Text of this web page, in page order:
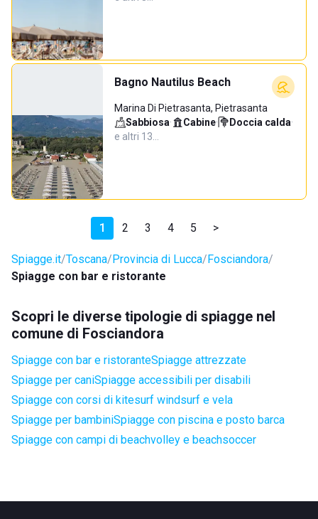
Bagno Nautilus Beach
Marina Di Pietrasanta, Pietrasanta
Sabbiosa· Cabine· Doccia calda·
e altri 13…
1 2 3 4 5 >
Spiagge.it Toscana Provincia di Lucca Fosciandora
Spiagge con bar e ristorante
Scopri le diverse tipologie di spiagge nel
comune di Fosciandora
Spiagge con bar e ristoranteSpiagge attrezzate
Spiagge per caniSpiagge accessibili per disabili
Spiagge con corsi di kitesurf windsurf e vela
Spiagge per bambiniSpiagge con piscina e posto barca
Spiagge con campi di beachvolley e beachsoccer